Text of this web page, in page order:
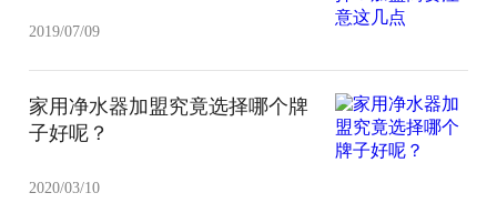
2019/07/09
家用净水器加盟究竟选择哪个牌
子好呢？
2020/03/10